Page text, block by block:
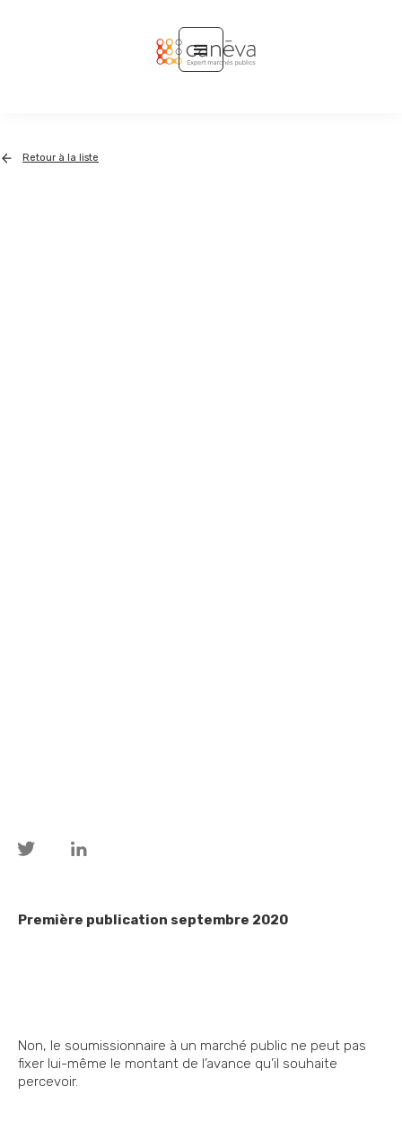
Retour à la liste
Première publication septembre 2020
Non, le soumissionnaire à un marché public ne peut pas
fixer lui-même le montant de l’avance qu’il souhaite
percevoir.